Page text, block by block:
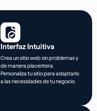
Interfaz Intuitiva
Crea un sitio web sin problemas y
de manera placentera.
Personaliza tu sitio para adaptarlo
a las necesidades de tu negocio.